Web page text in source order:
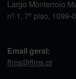
Largo Monterroio
nº 1, 7º piso,
Email geral:
ffms@ffms.pt